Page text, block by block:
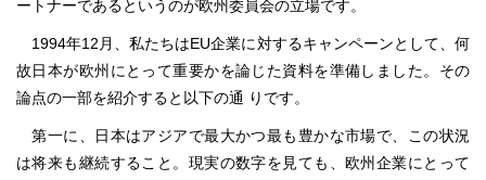
ートナーであるというのが欧州委員会の立場です。
1994年12月、私たちはEU企業に対するキャンペーンとして、何
故日本が欧州にとって重要かを論じた資料を準備しました。その
論点の一部を紹介すると以下の通 りです。
第一に、日本はアジアで最大かつ最も豊かな市場で、この状況
は将来も継続すること。現実の数字を見ても、欧州企業にとって